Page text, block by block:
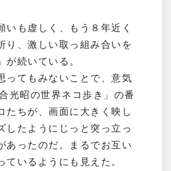
いも虚しく、もう８年近く
り、激しい取っ組み合いを
続いている。
ってもみないことで、意気
光昭の世界ネコ歩き」の番
ちが、画面に大きく映し
たようにじっと突っ立っ
あったのだ。まるでお互い
いるようにも見えた。